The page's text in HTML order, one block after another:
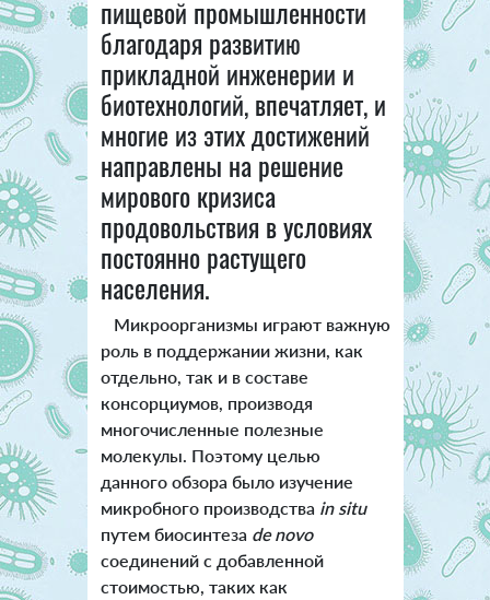
пищевой промышленности
благодаря развитию
прикладной инженерии и
биотехнологий, впечатляет, и
многие из этих достижений
направлены на решение
мирового кризиса
продовольствия в условиях
постоянно растущего
населения.
Микроорганизмы играют важную
роль в поддержании жизни, как
отдельно, так и в составе
консорциумов, производя
многочисленные полезные
молекулы. Поэтому целью
данного обзора было изучение
микробного производства in situ
путем биосинтеза de novo
соединений с добавленной
стоимостью, таких как